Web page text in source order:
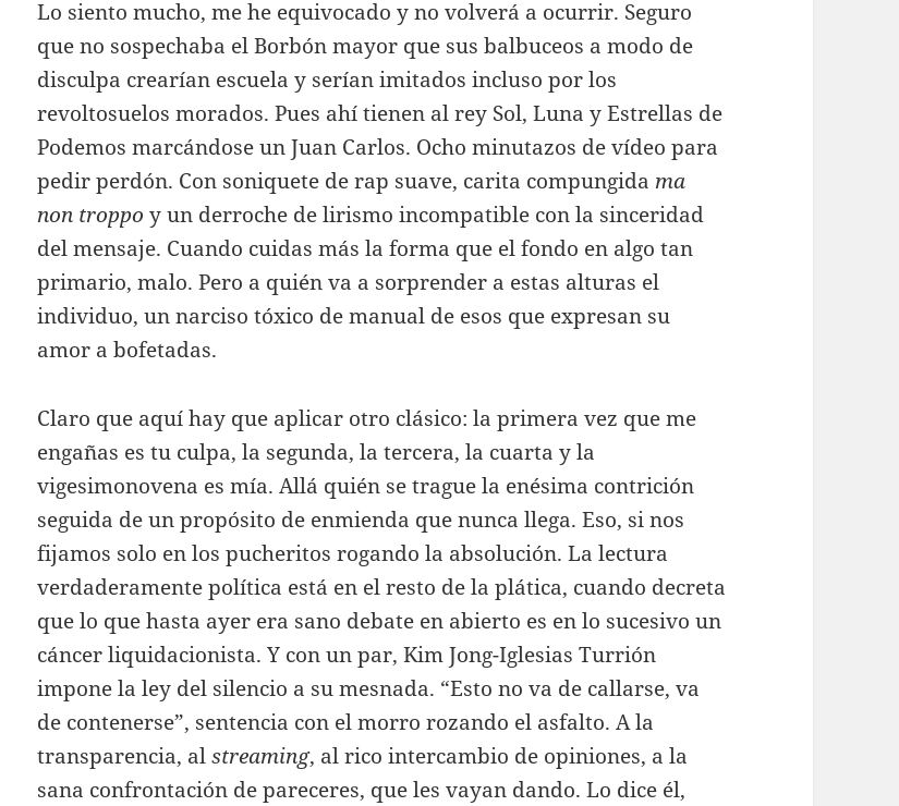
Lo siento mucho, me he equivocado y no volverá a ocurrir. Seguro
que no sospechaba el Borbón mayor que sus balbuceos a modo de
disculpa crearían escuela y serían imitados incluso por los
revoltosuelos morados. Pues ahí tienen al rey Sol, Luna y Estrellas de
Podemos marcándose un Juan Carlos. Ocho minutazos de vídeo para
pedir perdón. Con soniquete de rap suave, carita compungida ma
non troppo y un derroche de lirismo incompatible con la sinceridad
del mensaje. Cuando cuidas más la forma que el fondo en algo tan
primario, malo. Pero a quién va a sorprender a estas alturas el
individuo, un narciso tóxico de manual de esos que expresan su
amor a bofetadas.
Claro que aquí hay que aplicar otro clásico: la primera vez que me
engañas es tu culpa, la segunda, la tercera, la cuarta y la
vigesimonovena es mía. Allá quién se trague la enésima contrición
seguida de un propósito de enmienda que nunca llega. Eso, si nos
fijamos solo en los pucheritos rogando la absolución. La lectura
verdaderamente política está en el resto de la plática, cuando decreta
que lo que hasta ayer era sano debate en abierto es en lo sucesivo un
cáncer liquidacionista. Y con un par, Kim Jong-Iglesias Turrión
impone la ley del silencio a su mesnada. “Esto no va de callarse, va
de contenerse”, sentencia con el morro rozando el asfalto. A la
transparencia, alstreaming, al rico intercambio de opiniones, a la
sana confrontación de pareceres, que les vayan dando. Lo dice él,